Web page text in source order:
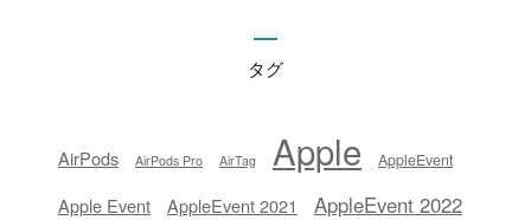
タグ
AirPods AirPods Pro AirTag Apple AppleEvent
Apple Event AppleEvent 2021 AppleEvent 2022